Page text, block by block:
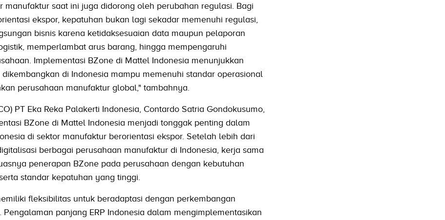
manufaktur saat ini juga didorong oleh perubahan regulasi. Bagi
ekspor, kepatuhan bukan lagi sekadar memenuhi regulasi,
bisnis karena ketidaksesuaian data maupun pelaporan
memperlambat arus barang, hingga mempengaruhi
Implementasi BZone di Mattel Indonesia menunjukkan
di Indonesia mampu memenuhi standar operasional
perusahaan manufaktur global," tambahnya.
PT Eka Reka Palakerti Indonesia, Contardo Satria Gondokusumo,
BZone di Mattel Indonesia menjadi tonggak penting dalam
di sektor manufaktur berorientasi ekspor. Setelah lebih dari
berbagai perusahaan manufaktur di Indonesia, kerja sama
penerapan BZone pada perusahaan dengan kebutuhan
standar kepatuhan yang tinggi.
fleksibilitas untuk beradaptasi dengan perkembangan
panjang ERP Indonesia dalam mengimplementasikan